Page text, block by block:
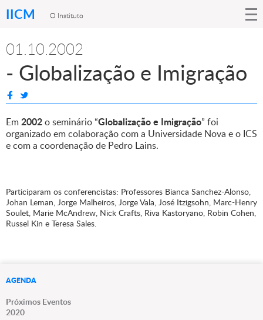
IICM O Instituto
01.10.2002
- Globalização e Imigração
Em2002o seminário “Globalização e Imigração” foi
organizado em colaboração com a Universidade Nova e o ICS
e com a coordenação de Pedro Lains.
Participaram os conferencistas: Professores Bianca Sanchez-Alonso,
Johan Leman, Jorge Malheiros, Jorge Vala, José Itzigsohn, Marc-Henry
Soulet, Marie McAndrew, Nick Crafts, Riva Kastoryano, Robin Cohen,
Russel Kin e Teresa Sales.
AGENDA
Próximos Eventos
2020